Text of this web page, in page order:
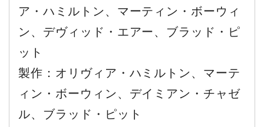
ア・ハミルトン、マーティン・ボーウィ
ン、デヴィッド・エアー、ブラッド・ピ
ット
製作：オリヴィア・ハミルトン、マーテ
ィン・ボーウィン、デイミアン・チャゼ
ル、ブラッド・ピット